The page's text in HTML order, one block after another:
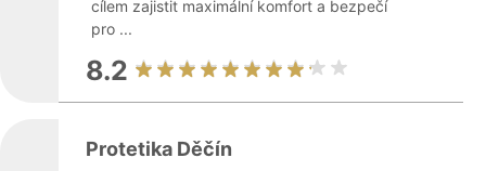
cílem zajistit maximální komfort a bezpečí
pro ...
8.2
Protetika Děčín